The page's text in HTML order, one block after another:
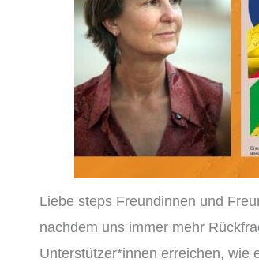
Liebe steps Freundinnen und
nachdem uns immer mehr
Unterstützer*innen erreichen, wie